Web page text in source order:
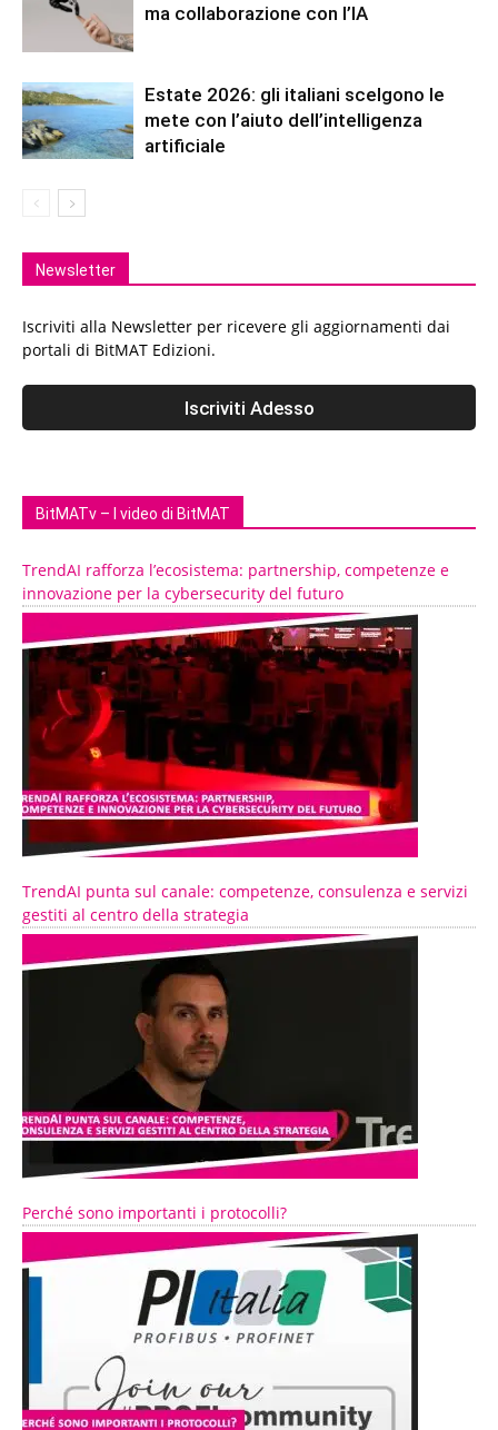
ma collaborazione con l’IA
Estate 2026: gli italiani scelgono le
mete con l’aiuto dell’intelligenza
artificiale
Newsletter
Iscriviti alla Newsletter per ricevere gli aggiornamenti dai
portali di BitMAT Edizioni.
BitMATv – I video di BitMAT
TrendAI rafforza l’ecosistema: partnership, competenze e
innovazione per la cybersecurity del futuro
TrendAI punta sul canale: competenze, consulenza e servizi
gestiti al centro della strategia
Perché sono importanti i protocolli?